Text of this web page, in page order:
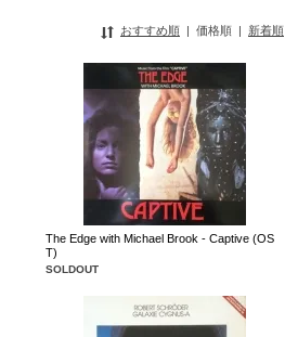
おすすめ順 価格順 新着順
The Edge with Michael Brook - Captive (OS
T)
SOLDOUT